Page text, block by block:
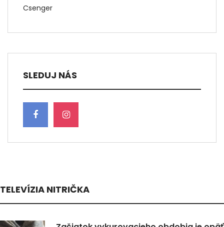
Csenger
SLEDUJ NÁS
TELEVÍZIA NITRIČKA